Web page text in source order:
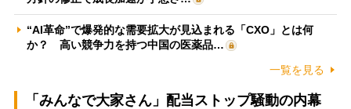
“AI革命”で爆発的な需要拡大が見込まれる「CXO」とは何
か？ 高い競争力を持つ中国の医薬品…
一覧を見る
「みんなで大家さん」配当ストップ騒動の内幕